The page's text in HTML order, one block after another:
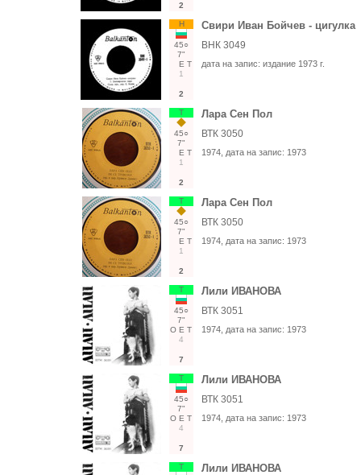
2
Н
45○
7"
Е Т
1
2
Свири Иван Бойчев - цигулка
ВНК 3049
дата на запис: издание 1973 г.
Т
45○
7"
Е Т
1
2
Лара Сен Пол
ВТК 3050
1974 , дата на запис: 1973
Т
45○
7"
Е Т
1
2
Лара Сен Пол
ВТК 3050
1974 , дата на запис: 1973
Т
45○
7"
О Е Т
4
7
Лили ИВАНОВА
ВТК 3051
1974 , дата на запис: 1973
Т
45○
7"
О Е Т
4
7
Лили ИВАНОВА
ВТК 3051
1974 , дата на запис: 1973
Т Лили ИВАНОВА